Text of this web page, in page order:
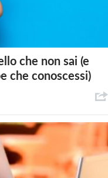
che non sai (e
che conoscessi)